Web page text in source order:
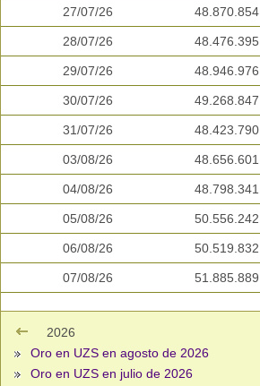
27/07/26 48.870.854
28/07/26 48.476.395
29/07/26 48.946.976
30/07/26 49.268.847
31/07/26 48.423.790
03/08/26 48.656.601
04/08/26 48.798.341
05/08/26 50.556.242
06/08/26 50.519.832
07/08/26 51.885.889
2026
Oro en UZS en agosto de 2026
Oro en UZS en julio de 2026